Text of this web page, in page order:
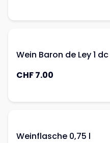
Wein Baron de Ley 1 dc
CHF 7.00
Weinflasche 0,75 l